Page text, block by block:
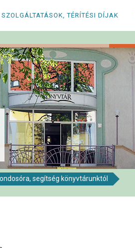
SZOLGÁLTATÁSOK, TÉRÍTÉSI DÍJAK
segítség könyvtárunktól